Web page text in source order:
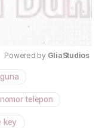
Powered by GliaStudios
telepon
key